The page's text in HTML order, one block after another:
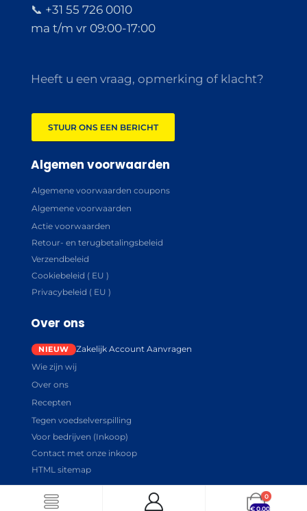
📞 +31 55 726 0010
ma t/m vr 09:00-17:00
Heeft u een vraag, opmerking of klacht?
STUUR ONS EEN BERICHT
Algemen voorwaarden
Algemene voorwaarden coupons
Algemene voorwaarden
Actie voorwaarden
Retour- en terugbetalingsbeleid
Verzendbeleid
Cookiebeleid ( EU )
Privacybeleid ( EU )
Over ons
Zakelijk Account Aanvragen
Wie zijn wij
Over ons
Recepten
Tegen voedselverspilling
Voor bedrijven (Inkoop)
Contact met onze inkoop
HTML sitemap
0
€0.00